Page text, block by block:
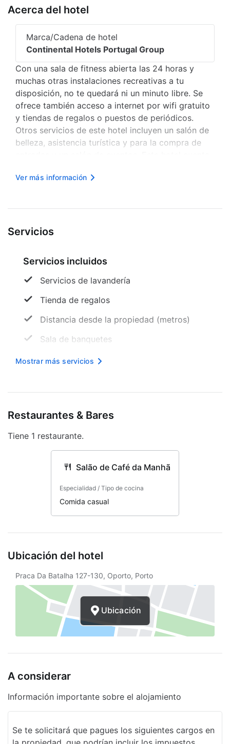
Acerca del hotel
Marca/Cadena de hotel
Continental Hotels Portugal Group
Con una sala de fitness abierta las 24 horas y
muchas otras instalaciones recreativas a tu
disposición, no te quedará ni un minuto libre. Se
ofrece también acceso a internet por wifi gratuito
y tiendas de regalos o puestos de periódicos.
Otros servicios de este hotel incluyen un salón de
belleza, asistencia turística y para la compra de
embargo, también puedes aprovechar la ventaja
Ver más información
Servicios
Servicios incluidos
Servicios de lavandería
Tienda de regalos
Distancia desde la propiedad (metros)
Sala de banquetes
Acceso en silla de ruedas
ruedas
Baño público accesible para sillas de
Camino sin escaleras a la entrada
ruedas
Asistencia turística
Gimnasio abierto las 24 horas
Sala con acceso para sillas de ruedas
Distance from property (ft)
Resguardo de equipaje
Centro de negocios
Sillas de ruedas
Mostrar más servicios
Restaurantes & Bares
Tiene 1 restaurante.
Salão de Café da Manhã
Especialidad / Tipo de cocina
Comida casual
Ubicación del hotel
Praca Da Batalha 127-130, Oporto, Porto
Ubicación
A considerar
Información importante sobre el alojamiento
Se te solicitará que pagues los siguientes cargos en